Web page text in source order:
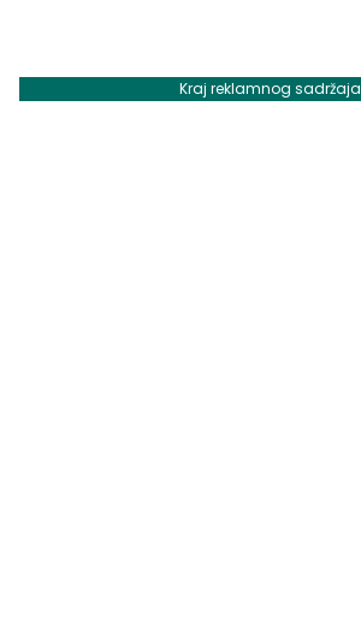
Kraj reklamnog sadržaja